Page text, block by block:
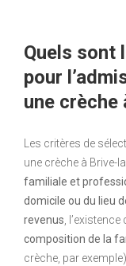
Quels sont
pour
une crèche
Les critères de
une crèche à Brive-
familiale et
domicile ou du lieu
revenus , l’existence
composition de la
crèche, par